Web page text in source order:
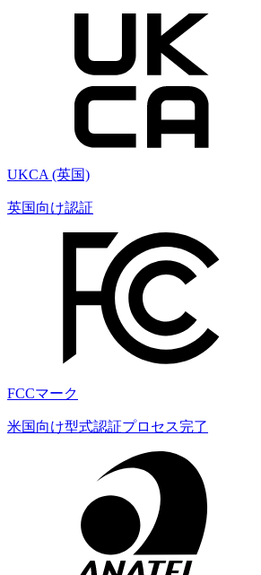
UKCA (英国)
英国向け認証
FCCマーク
米国向け型式認証プロセス完了